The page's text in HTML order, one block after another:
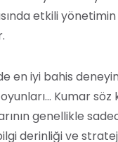
etkili
en iyi bahis
Kumar söz
genellikle
derinliği ve